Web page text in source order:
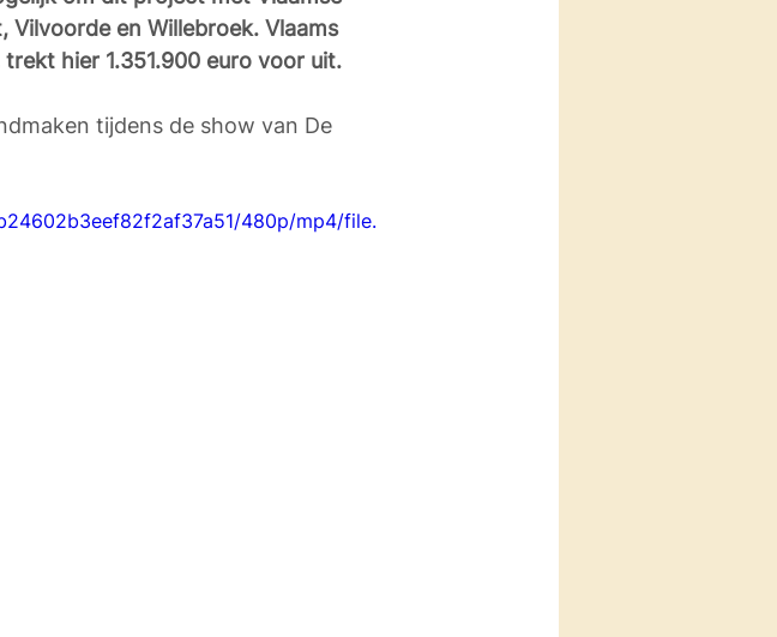
Vilvoorde en Willebroek. Vlaams
hier 1.351.900 euro voor uit.
tijdens de show van De
480p/mp4/file.